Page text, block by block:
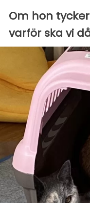
Om hon
varför ska vi